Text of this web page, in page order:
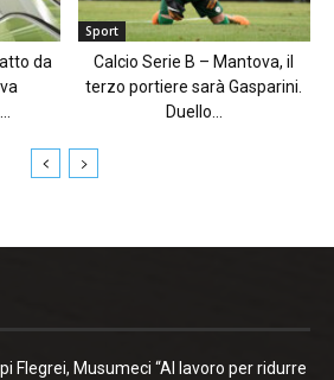
da
Sport
Calcio Serie B – Mantova, il
terzo portiere sarà Gasparini.
Duello...
Flegrei, Musumeci “Al lavoro per ridurre